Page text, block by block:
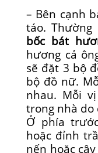
– Bên cạnh
táo.
bốc bát
hương cả
sẽ đặt 3 bộ
bộ đồ nữ.
nhau. Mỗi
trong nhà do
Ở phía
hoặc đỉnh
nến hoặc